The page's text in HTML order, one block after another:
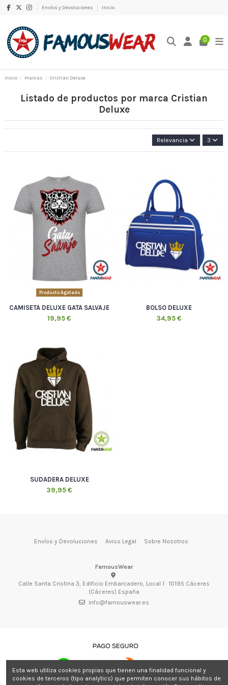
Envíos y Devoluciones Inicio
0
Inicio Marcas Cristian Deluxe
Listado de productos por marca Cristian
Deluxe
Relevancia 3
Producto Agotado
CAMISETA DELUXE GATA SALVAJE
19,95 €
BOLSO DELUXE
34,95 €
SUDADERA DELUXE
39,95 €
Envíos y Devoluciones Aviso Legal Sobre Nosotros
FamousWear
Calle Santa Cristina 3, Edificio Embarcadero, Local 1 · 10195 Cáceres
(Cáceres) España
info@famouswear.es
Esta web utiliza cookies propias que tienen una finalidad funcional y
cookies de terceros (tipo analytics) que permiten conocer sus hábitos de